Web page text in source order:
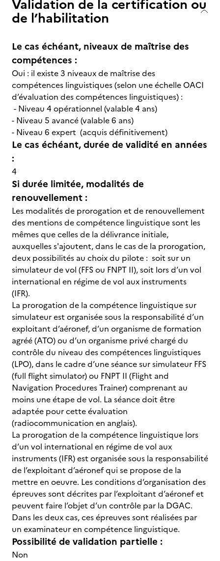
Validation de la certification ou
de l’habilitation
Le cas échéant, niveaux de maîtrise des
compétences :
Oui : il existe 3 niveaux de maîtrise des
compétences linguistiques (selon une échelle OACI
d’évaluation des compétences linguistiques) :
- Niveau 4 opérationnel (valable 4 ans)
- Niveau 5 avancé (valable 6 ans)
- Niveau 6 expert (acquis définitivement)
Le cas échéant, durée de validité en années
:
4
Si durée limitée, modalités de
renouvellement :
Les modalités de prorogation et de renouvellement
des mentions de compétence linguistique sont les
mêmes que celles de la délivrance initiale,
auxquelles s'ajoutent, dans le cas de la prorogation,
deux possibilités au choix du pilote : soit sur un
simulateur de vol (FFS ou FNPT II), soit lors d’un vol
international en régime de vol aux instruments
(IFR).
La prorogation de la compétence linguistique sur
simulateur est organisée sous la responsabilité d’un
exploitant d’aéronef, d’un organisme de formation
agréé (ATO) ou d’un organisme privé chargé du
contrôle du niveau des compétences linguistiques
(LPO), dans le cadre d’une séance sur simulateur FFS
(full flight simulator) ou FNPT II (Flight and
Navigation Procedures Trainer) comprenant au
moins une étape de vol. La séance doit être
adaptée pour cette évaluation
(radiocommunication en anglais).
La prorogation de la compétence linguistique lors
d’un vol international en régime de vol aux
instruments (IFR) est organisée sous la responsabilité
de l’exploitant d’aéronef qui se propose de la
mettre en oeuvre. Les conditions d’organisation des
épreuves sont décrites par l’exploitant d’aéronef et
peuvent faire l’objet d’un contrôle par la DGAC.
Dans les deux cas, ces épreuves sont réalisées par
un examinateur en compétence linguistique.
Possibilité de validation partielle :
Non